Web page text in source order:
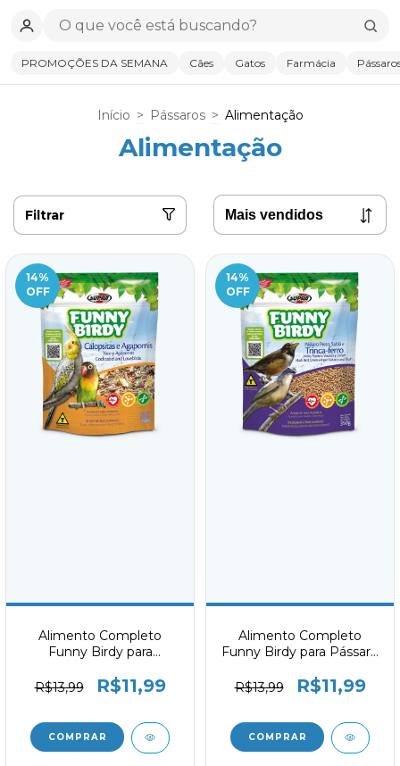
Início > Pássaros > Alimentação
Alimentação
Filtrar
14%
OFF
Alimento Completo
Funny Birdy para
350g
R$13,99 R$11,99
14%
OFF
Alimento Completo
Funny Birdy para Pássaro
ferro 350g
R$13,99 R$11,99
PROMOÇÕES DA SEMANA Cães Gatos Farmácia